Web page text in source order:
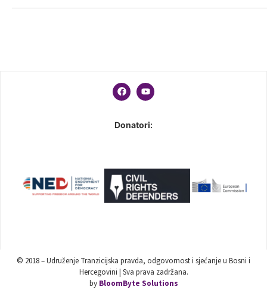
Donatori:
© 2018 – Udruženje Tranzicijska pravda, odgovornost i sjećanje u Bosni i
Hercegovini | Sva prava zadržana.
by BloomByte Solutions